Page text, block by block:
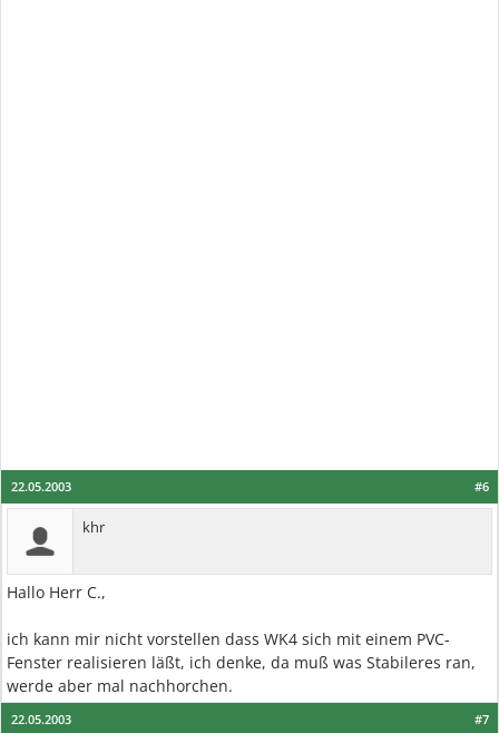
#6
22.05.2003
khr
Hallo Herr C.,
ich kann mir nicht vorstellen dass WK4 sich mit einem PVC-
Fenster realisieren läßt, ich denke, da muß was Stabileres ran,
werde aber mal nachhorchen.
#7
22.05.2003